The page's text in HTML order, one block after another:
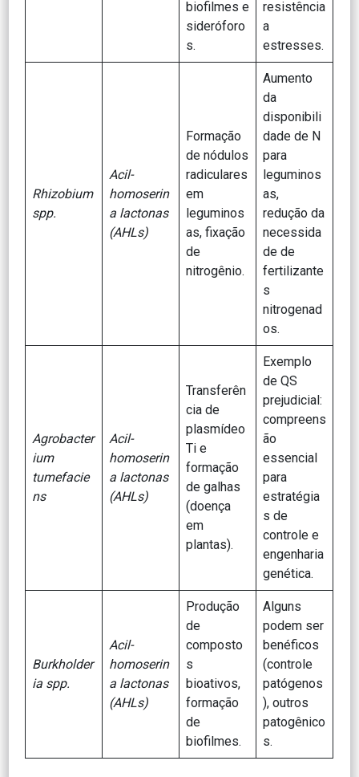
biofilmes e
sideróforo
s.
resistência
a
estresses.
Rhizobium
spp.
Acil-
homoserin
a lactonas
(AHLs)
Formação
de nódulos
radiculares
em
leguminos
as, fixação
de
nitrogênio.
Aumento
da
disponibili
dade de N
para
leguminos
as,
redução da
necessida
de de
fertilizante
s
nitrogenad
os.
Agrobacter
ium
tumefacie
ns
Acil-
homoserin
a lactonas
(AHLs)
Transferên
cia de
plasmídeo
Ti e
formação
de galhas
(doença
em
plantas).
Exemplo
de QS
prejudicial:
compreens
ão
essencial
para
estratégia
s de
controle e
engenharia
genética.
Burkholder
ia spp.
Acil-
homoserin
a lactonas
(AHLs)
Produção
de
composto
s
bioativos,
formação
de
biofilmes.
Alguns
podem ser
benéficos
(controle
patógenos
), outros
patogênico
s.